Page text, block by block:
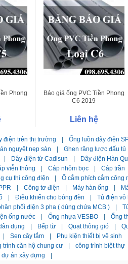
Phong
Báo giá ống PVC Tiền Phong
C6 2019
Liên hệ
điện trên thị trường Ống luồn dây điện
nguyệt nẹp sàn Ghen răng lược đấu tủ
Dây điện từ Cadisun Dây điện Hàn
viễn thông Cáp nhôm bọc Cáp trần
cụ thi công điện Ổ cắm phích cắm công
Công tơ điện Máy hàn ống
Điều khiển cho bóng đèn Tủ điện vỏ
phối điện 3 pha ( dùng chứa MCB )
ống nước Ống nhựa VESBO Ống
dụng Bếp từ Quạt thông gió
Sen cây tắm Phụ kiện thiết bị vệ sinh
trình căn hộ chung cư công trình biệt thự
dự án xây dựng